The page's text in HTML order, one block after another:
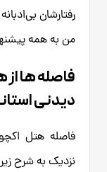
رفتارشان
من به همه
فاصله ها
دیدنی
فاصله هتل
نزدیک به شرح